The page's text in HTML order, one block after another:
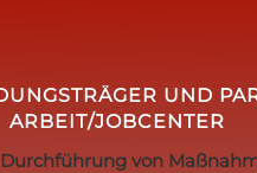
UND
ARBEIT/JOBCENTER
Durchführung von